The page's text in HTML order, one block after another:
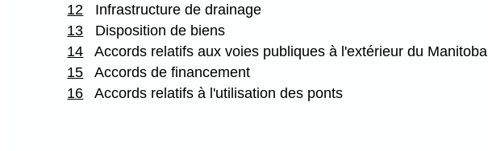
12 Infrastructure de drainage
13 Disposition de biens
14 Accords relatifs aux voies publiques à l'extérieur du Manitoba
15 Accords de financement
16 Accords relatifs à l'utilisation des ponts